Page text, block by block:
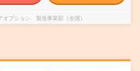
オプション 製造事業部（全国）